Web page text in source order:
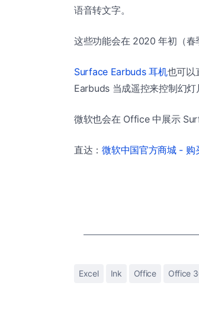
语音转文字。
这些功能会在 2020 年初（春
Surface Earbuds 耳机也可以
Earbuds 当成遥控来控制幻灯
微软也会在 Office 中展示
直达：微软中国官方商城 -
Excel Ink Office Office